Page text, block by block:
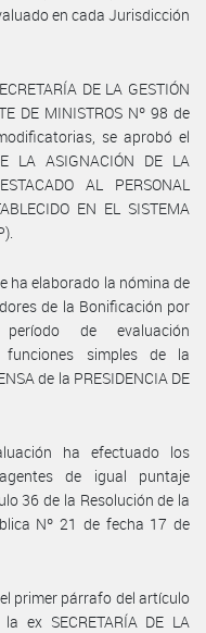
en cada Jurisdicción
DE LA GESTIÓN
DE MINISTROS Nº 98 de
se aprobó el
LA ASIGNACIÓN DE LA
AL PERSONAL
EN EL SISTEMA
ha elaborado la nómina de
de la Bonificación por
de evaluación
simples de la
de la PRESIDENCIA DE
ha efectuado los
de igual puntaje
36 de la Resolución de la
Nº 21 de fecha 17 de
primer párrafo del artículo
ex SECRETARÍA DE LA